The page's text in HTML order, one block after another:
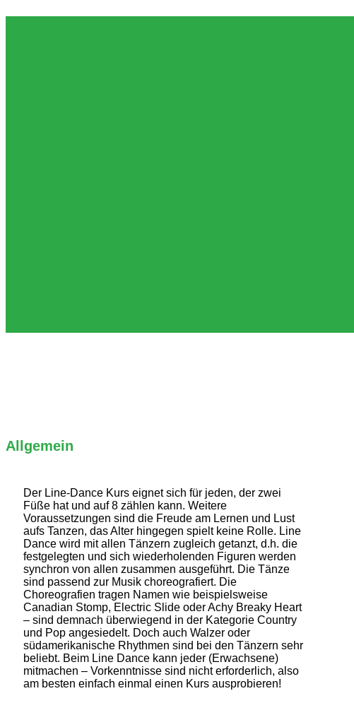
Allgemein
Der Line-Dance Kurs eignet sich für jeden, der zwei
Füße hat und auf 8 zählen kann. Weitere
Voraussetzungen sind die Freude am Lernen und Lust
aufs Tanzen, das Alter hingegen spielt keine Rolle. Line
Dance wird mit allen Tänzern zugleich getanzt, d.h. die
festgelegten und sich wiederholenden Figuren werden
synchron von allen zusammen ausgeführt. Die Tänze
sind passend zur Musik choreografiert. Die
Choreografien tragen Namen wie beispielsweise
Canadian Stomp, Electric Slide oder Achy Breaky Heart
– sind demnach überwiegend in der Kategorie Country
und Pop angesiedelt. Doch auch Walzer oder
südamerikanische Rhythmen sind bei den Tänzern sehr
beliebt. Beim Line Dance kann jeder (Erwachsene)
mitmachen – Vorkenntnisse sind nicht erforderlich, also
am besten einfach einmal einen Kurs ausprobieren!